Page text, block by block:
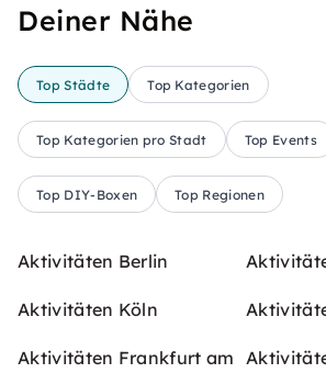
Deiner Nähe
Top Städte Top Kategorien
Top Kategorien pro Stadt Top Events
Top DIY-Boxen Top Regionen
Aktivitäten Berlin
Aktivitäten Köln
Aktivitäten Frankfurt am